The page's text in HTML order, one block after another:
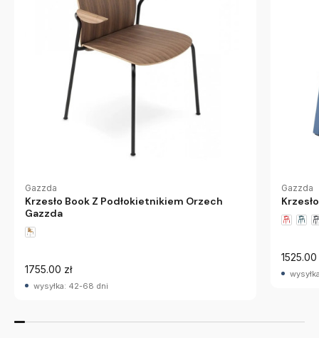
Gazzda
Krzesło Book Z Podłokietnikiem Orzech
Gazzda
1755.00 zł
wysyłka: 42-68 dni
Gazzda
1525.00